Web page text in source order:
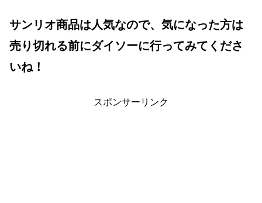
サンリオ商品は人気なので、気になった方は
売り切れる前にダイソーに行ってみてくださ
いね！
スポンサーリンク